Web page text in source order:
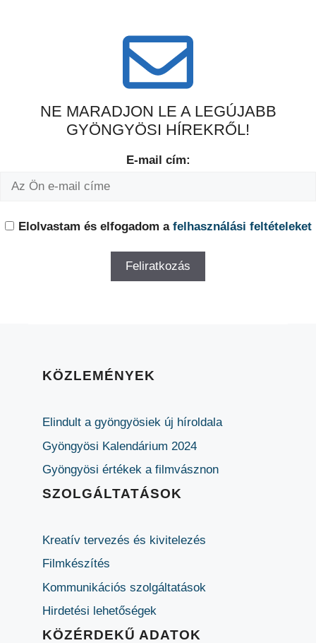
NE MARADJON LE A LEGÚJABB
GYÖNGYÖSI HÍREKRŐL!
E-mail cím:
Elolvastam és elfogadom a felhasználási feltételeket
KÖZLEMÉNYEK
Elindult a gyöngyösiek új híroldala
Gyöngyösi Kalendárium 2024
Gyöngyösi értékek a filmvásznon
SZOLGÁLTATÁSOK
Kreatív tervezés és kivitelezés
Filmkészítés
Kommunikációs szolgáltatások
Hirdetési lehetőségek
KÖZÉRDEKŰ ADATOK